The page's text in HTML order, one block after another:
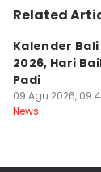
Related
Kalender
2026, Hari
Padi
09 Agu 2026,
News